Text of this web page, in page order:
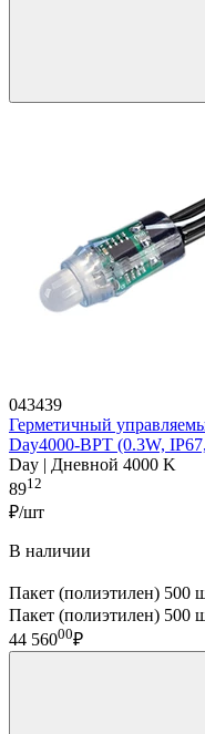
043439
Герметичный
Day4000-BPT (0.3W,
Day | Дневной 4000 K
8912
₽/шт
В наличии
Пакет (полиэтилен) 500
Пакет (полиэтилен) 500
44 56000₽